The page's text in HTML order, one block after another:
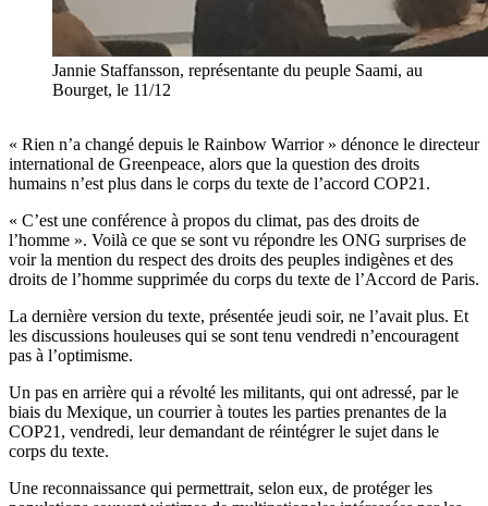
Jannie Staffansson, représentante du peuple Saami, au
Bourget, le 11/12
« Rien n’a changé depuis le Rainbow Warrior » dénonce le directeur
international de Greenpeace, alors que la question des droits
humains n’est plus dans le corps du texte de l’accord COP21.
« C’est une conférence à propos du climat, pas des droits de
l’homme ». Voilà ce que se sont vu répondre les ONG surprises de
voir la mention du respect des droits des peuples indigènes et des
droits de l’homme supprimée du corps du texte de l’Accord de Paris.
La dernière version du texte, présentée jeudi soir, ne l’avait plus. Et
les discussions houleuses qui se sont tenu vendredi n’encouragent
pas à l’optimisme.
Un pas en arrière qui a révolté les militants, qui ont adressé, par le
biais du Mexique, un courrier à toutes les parties prenantes de la
COP21, vendredi, leur demandant de réintégrer le sujet dans le
corps du texte.
Une reconnaissance qui permettrait, selon eux, de protéger les